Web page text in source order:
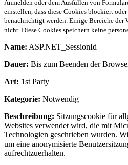
Anmelden oder dem Ausfüllen von
einstellen, dass diese Cookies blockiert
benachrichtigt werden. Einige Bereiche der
nicht. Diese Cookies speichern keine
Name: ASP.NET_SessionId
Dauer: Bis zum Beenden der
Art: 1st Party
Kategorie: Notwendig
Beschreibung: Sitzungscookie für
Websites verwendet wird, die mit
Technologien geschrieben wurden.
um eine anonymisierte
aufrechtzuerhalten.